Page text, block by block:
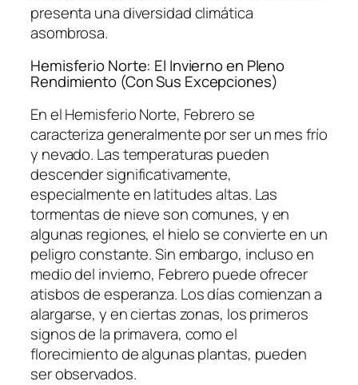
presenta una diversidad climática
asombrosa.
Hemisferio Norte: El Invierno en Pleno
Rendimiento (Con Sus Excepciones)
En el Hemisferio Norte, Febrero se
caracteriza generalmente por ser un mes frío
y nevado. Las temperaturas pueden
descender significativamente,
especialmente en latitudes altas. Las
tormentas de nieve son comunes, y en
algunas regiones, el hielo se convierte en un
peligro constante. Sin embargo, incluso en
medio del invierno, Febrero puede ofrecer
atisbos de esperanza. Los días comienzan a
alargarse, y en ciertas zonas, los primeros
signos de la primavera, como el
florecimiento de algunas plantas, pueden
ser observados.